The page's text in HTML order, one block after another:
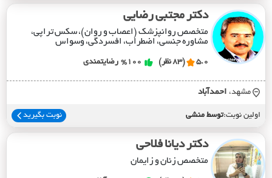
دکتر مجتبی رضایی
متخصص روانپزشک (اعصاب و روان)، سکس تراپی،
مشاوره جنسی، اضطراب، افسردگی، وسواس
5.0 (83 نظر) %100 رضایتمندی
مشهد، احمدآباد
اولین نوبت:توسط منشی نوبت بگیرید
دکتر دیانا فلاحی
متخصص زنان و زایمان